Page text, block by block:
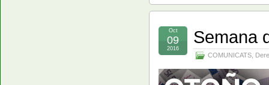
Semana
COMUNICATS
Oct
09
2016